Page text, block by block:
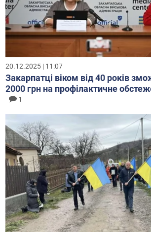
20.12.2025 | 11:07
Закарпатці віком від 40 років
2000 грн на профілактичне
1